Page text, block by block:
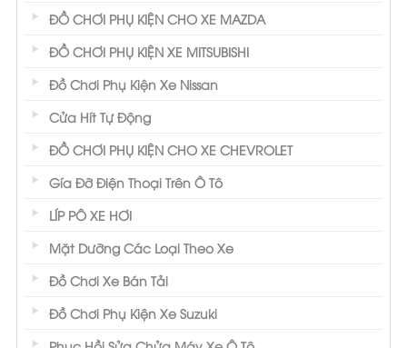
ĐỒ CHƠI PHỤ KIỆN CHO XE MAZDA
ĐỒ CHƠI PHỤ KIỆN XE MITSUBISHI
Đồ Chơi Phụ Kiện Xe Nissan
Cửa Hít Tự Động
ĐỒ CHƠI PHỤ KIỆN CHO XE CHEVROLET
Gía Đỡ Điện Thoại Trên Ô Tô
LÍP PÔ XE HƠI
Mặt Dưỡng Các Loại Theo Xe
Đồ Chơi Xe Bán Tải
Đồ Chơi Phụ Kiện Xe Suzuki